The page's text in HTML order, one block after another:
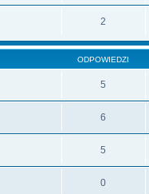
2
ODPOWIEDZI
5
6
5
0